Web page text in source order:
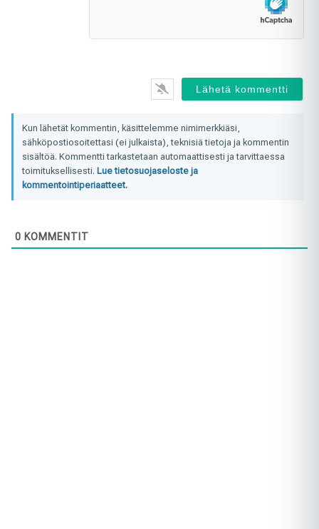
Kun lähetät kommentin, käsittelemme nimimerkkiäsi,
sähköpostiosoitettasi (ei julkaista), teknisiä tietoja ja kommentin
sisältöä. Kommentti tarkastetaan automaattisesti ja tarvittaessa
toimituksellisesti. Lue tietosuojaseloste ja
kommentointiperiaatteet.
0 KOMMENTIT